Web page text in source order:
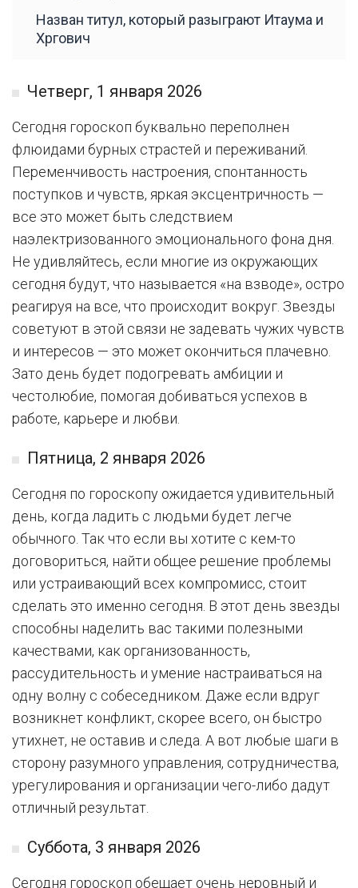
Назван титул, который разыграют Итаума и
Хргович
Четверг, 1 января 2026
Сегодня гороскоп буквально переполнен
флюидами бурных страстей и переживаний.
Переменчивость настроения, спонтанность
поступков и чувств, яркая эксцентричность —
все это может быть следствием
наэлектризованного эмоционального фона дня.
Не удивляйтесь, если многие из окружающих
сегодня будут, что называется «на взводе», остро
реагируя на все, что происходит вокруг. Звезды
советуют в этой связи не задевать чужих чувств
и интересов — это может окончиться плачевно.
Зато день будет подогревать амбиции и
честолюбие, помогая добиваться успехов в
работе, карьере и любви.
Пятница, 2 января 2026
Сегодня по гороскопу ожидается удивительный
день, когда ладить с людьми будет легче
обычного. Так что если вы хотите с кем-то
договориться, найти общее решение проблемы
или устраивающий всех компромисс, стоит
сделать это именно сегодня. В этот день звезды
способны наделить вас такими полезными
качествами, как организованность,
рассудительность и умение настраиваться на
одну волну с собеседником. Даже если вдруг
возникнет конфликт, скорее всего, он быстро
утихнет, не оставив и следа. А вот любые шаги в
сторону разумного управления, сотрудничества,
урегулирования и организации чего-либо дадут
отличный результат.
Суббота, 3 января 2026
Сегодня гороскоп обещает очень неровный и